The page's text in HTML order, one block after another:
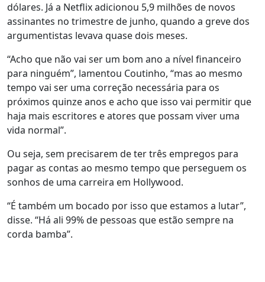
dólares. Já a Netflix adicionou 5,9 milhões de novos
assinantes no trimestre de junho, quando a greve dos
argumentistas levava quase dois meses.
“Acho que não vai ser um bom ano a nível financeiro
para ninguém”, lamentou Coutinho, “mas ao mesmo
tempo vai ser uma correção necessária para os
próximos quinze anos e acho que isso vai permitir que
haja mais escritores e atores que possam viver uma
vida normal”.
Ou seja, sem precisarem de ter três empregos para
pagar as contas ao mesmo tempo que perseguem os
sonhos de uma carreira em Hollywood.
“É também um bocado por isso que estamos a lutar”,
disse. “Há ali 99% de pessoas que estão sempre na
corda bamba”.